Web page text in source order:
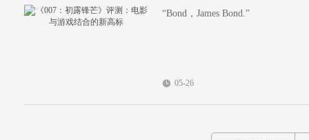
“Bond，James Bond.”
05-26